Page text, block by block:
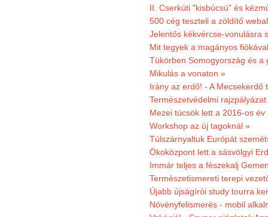
II. Cserkúti "kisbúcsú" és
500 cég teszteli a zöldítő
Jelentős kékvércse-vonulásra
Mit tegyek a magányos
Tükörben Somogyország és a
Mikulás a vonaton »
Irány az erdő! - A
Természetvédelmi
Mezei tücsök lett a 2016-os év
Workshop az új tagoknál »
Túlszárnyaltuk Európát
Ökoközpont lett a sásvölgyi
Immár teljes a fészekalj
Természetismereti terepi
Újabb újságírói study tourra
Növényfelismerés - mobil